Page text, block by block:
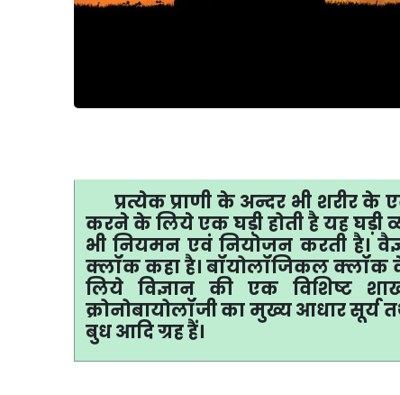
प्रत्येकप्राणी के अन्दर भी
करने के लिये एक घड़ी होती है यह घड़ी
भी नियमन एवं नियोजन करती है।
क्लॉक कहा है। बॉयोलॉजिकल
लिये विज्ञान की एक विशिष्ट
क्रोनोबायोलॉजी का मुख्य आधार सूर्य
बुध आदि ग्रह हैं।